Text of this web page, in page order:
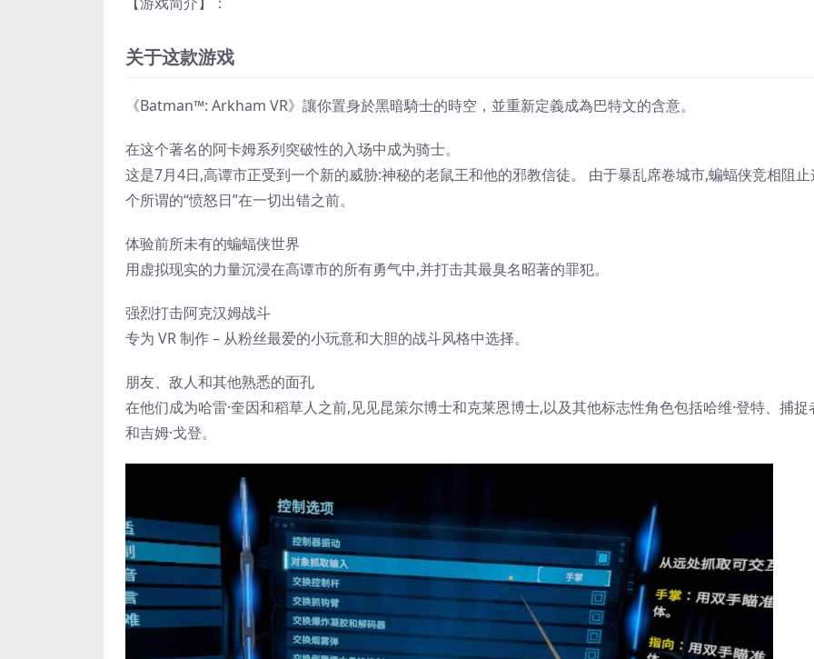
关于这款游戏
《Batman™: Arkham VR》讓你置身於黑暗騎士的時空，並重新定義成為巴特文的含意。
在这个著名的阿卡姆系列突破性的入场中成为骑士。
这是7月4日,高谭市正受到一个新的威胁:神秘的老鼠王和他的邪教信徒。 由于暴乱席卷城市,蝙蝠侠竞相阻止
个所谓的“愤怒日”在一切出错之前。
体验前所未有的蝙蝠侠世界
用虚拟现实的力量沉浸在高谭市的所有勇气中,并打击其最臭名昭著的罪犯。
强烈打击阿克汉姆战斗
专为 VR 制作 – 从粉丝最爱的小玩意和大胆的战斗风格中选择。
朋友、敌人和其他熟悉的面孔
在他们成为哈雷·奎因和稻草人之前,见见昆策尔博士和克莱恩博士,以及其他标志性角色包括哈维·登特、捕捉
和吉姆·戈登。